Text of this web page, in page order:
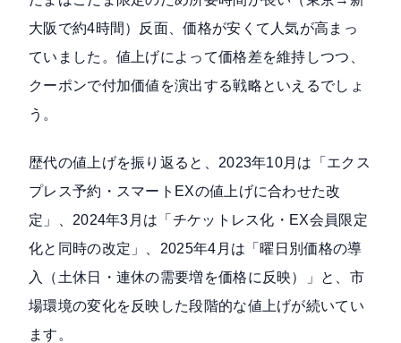
大阪で約4時間）反面、価格が安くて人気が高まっ
ていました。値上げによって価格差を維持しつつ、
クーポンで付加価値を演出する戦略といえるでしょ
う。
歴代の値上げを振り返ると、2023年10月は「エクス
プレス予約・スマートEXの値上げに合わせた改
定」、2024年3月は「チケットレス化・EX会員限定
化と同時の改定」、2025年4月は「曜日別価格の導
入（土休日・連休の需要増を価格に反映）」と、市
場環境の変化を反映した段階的な値上げが続いてい
ます。